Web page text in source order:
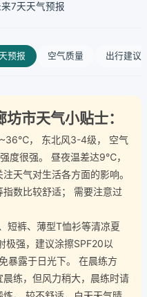
7天天气预报
预报 空气质量 出行建议
市天气小贴士：
， 东北风3-4级， 空气
度很强。 昼夜温差达9℃，
天气对生活各方面的影响。
数比较舒适； 需要注意过
裤、薄型T恤衫等清凉夏
极强，建议涂擦SPF20以
暴露于日光下。 在晨练方
练，但风力稍大，晨练时请